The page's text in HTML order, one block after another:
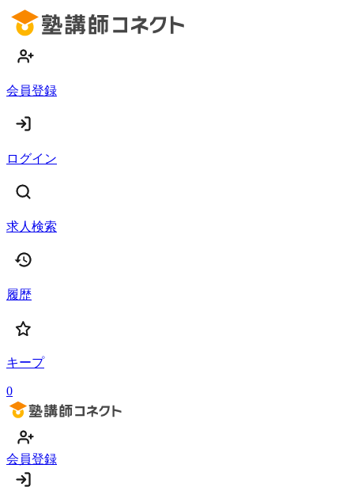
会員登録
ログイン
求人検索
履歴
キープ
0
会員登録